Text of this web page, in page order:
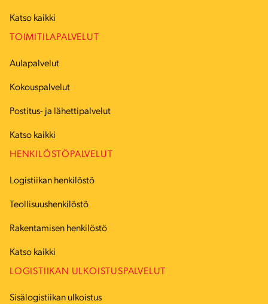
Katso kaikki
TOIMITILAPALVELUT
Aulapalvelut
Kokouspalvelut
Postitus- ja lähettipalvelut
Katso kaikki
HENKILÖSTÖPALVELUT
Logistiikan henkilöstö
Teollisuushenkilöstö
Rakentamisen henkilöstö
Katso kaikki
LOGISTIIKAN ULKOISTUSPALVELUT
Sisälogistiikan ulkoistus